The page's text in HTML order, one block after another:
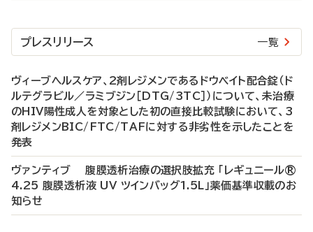
プレスリリース 一覧
ヴィーブヘルスケア、2剤レジメンであるドウベイト配合錠（ド
ルテグラビル／ラミブジン［DTG/3TC］）について、未治療
のHIV陽性成人を対象とした初の直接比較試験において、3
剤レジメンBIC/FTC/TAFに対する非劣性を示したことを
発表
ヴァンティブ 腹膜透析治療の選択肢拡充 「レギュニール®
4.25 腹膜透析液 UV ツインバッグ1.5L」薬価基準収載のお
知らせ